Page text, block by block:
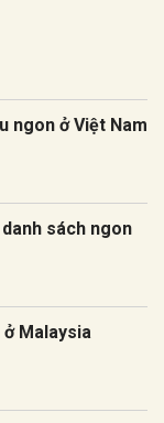
ngon ở Việt Nam
sách ngon
Malaysia